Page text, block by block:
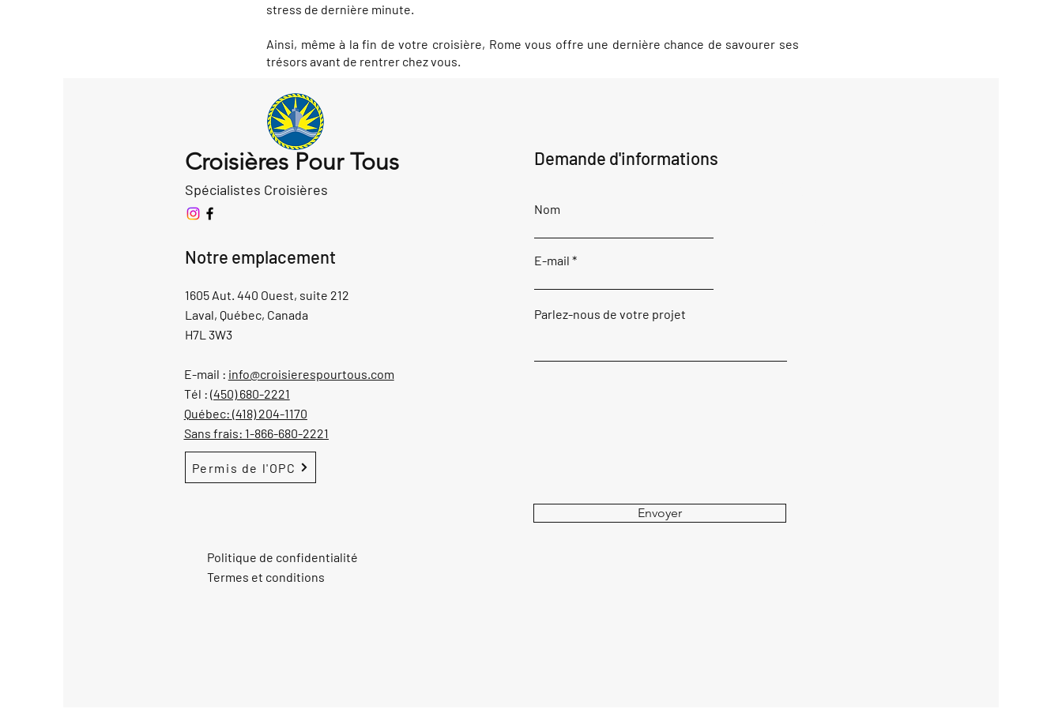
stress de dernière minute.
Ainsi, même à la fin de votre croisière, Rome vous offre une dernière chance de savourer ses
trésors avant de rentrer chez vous.
Croisières Pour Tous
Spécialistes Croisières
Notre emplacement
1605 Aut. 440 Ouest, suite 212
Laval, Québec, Canada
H7L 3W3
E-mail : info@croisierespourtous.com
Tél : (450) 680-2221
Québec: (418) 204-1170
Sans frais: 1-866-680-2221
Permis de l'OPC
Demande d'informations
Nom
E-mail
Parlez-nous de votre projet
Envoyer
Politique de confidentialité
Termes et conditions